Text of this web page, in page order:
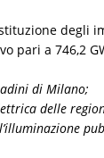
degli
pari a 746,2
di Milano;
delle